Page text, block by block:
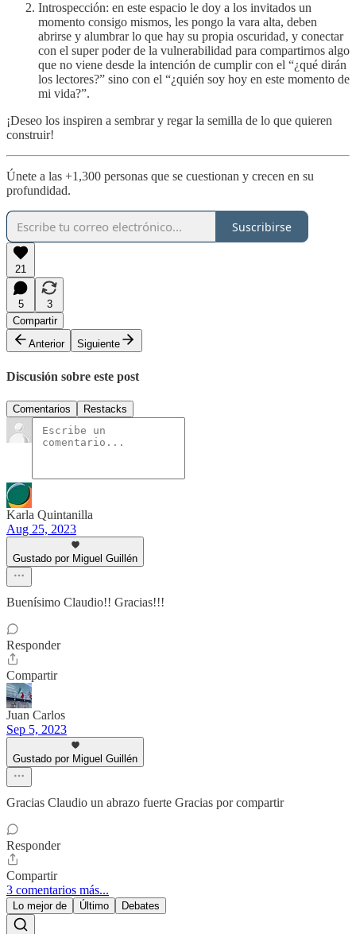
Introspección: en este espacio le doy a los invitados un
momento consigo mismos, les pongo la vara alta, deben
abrirse y alumbrar lo que hay su propia oscuridad, y conectar
con el super poder de la vulnerabilidad para compartirnos algo
que no viene desde la intención de cumplir con el “¿qué dirán
los lectores?” sino con el “¿quién soy hoy en este momento de
mi vida?”.
¡Deseo los inspiren a sembrar y regar la semilla de lo que quieren
construir!
Únete a las +1,300 personas que se cuestionan y crecen en su
profundidad.
Suscribirse
21
5
3
Compartir
Anterior
Siguiente
Discusión sobre este post
Comentarios Restacks
Karla Quintanilla
Aug 25, 2023
Gustado por Miguel Guillén
Buenísimo Claudio!! Gracias!!!
Responder
Compartir
Juan Carlos
Sep 5, 2023
Gustado por Miguel Guillén
Gracias Claudio un abrazo fuerte Gracias por compartir
Responder
Compartir
3 comentarios más...
Lo mejor de Último Debates